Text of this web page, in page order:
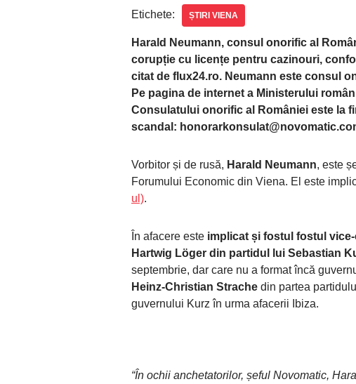
Etichete: ȘTIRI VIENA
Harald Neumann, consul onorific al
corupție cu licențe pentru cazinouri,
citat de flux24.ro. Neumann este consul
Pe pagina de internet a Ministerului
Consulatului onorific al României este la
scandal:
Vorbitor și de rusă, Harald Neumann, este
Forumului Economic din Viena. El este
ul).
În afacere este implicat și fostul fostul
Hartwig Löger din partidul lui Sebastian
septembrie, dar care nu a format încă
Heinz-Christian Strache din partea
guvernului Kurz în urma afacerii Ibiza.
“În ochii anchetatorilor, șeful Novomatic,